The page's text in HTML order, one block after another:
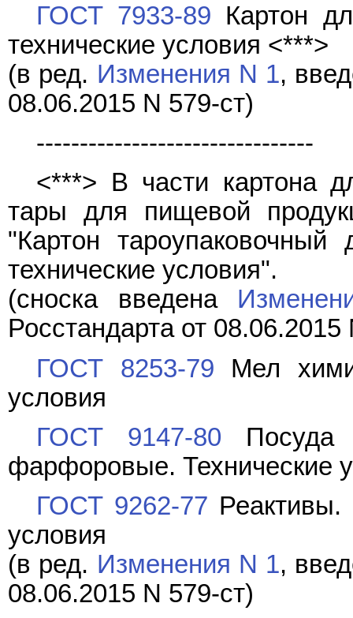
ГОСТ 7933-89 Картон
технические условия <***>
(в ред. Изменения N 1,
08.06.2015 N 579-ст)
--------------------------------
<***> В части картона
тары для пищевой
"Картон
технические условия".
(сноска введена
Росстандарта от 08.06.2015
ГОСТ 8253-79 Мел
условия
ГОСТ 9147-80 Посуда
фарфоровые. Технические
ГОСТ 9262-77 Реактивы.
условия
(в ред. Изменения N 1,
08.06.2015 N 579-ст)